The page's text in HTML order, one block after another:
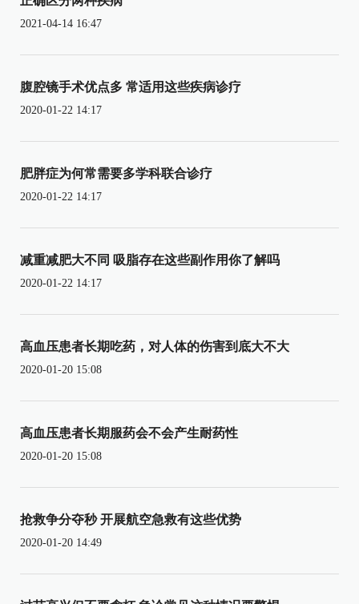
2021-04-14 16:47
腹腔镜手术优点多 常适用这些疾病诊疗
2020-01-22 14:17
肥胖症为何常需要多学科联合诊疗
2020-01-22 14:17
减重减肥大不同 吸脂存在这些副作用你了解吗
2020-01-22 14:17
高血压患者长期吃药，对人体的伤害到底大不大
2020-01-20 15:08
高血压患者长期服药会不会产生耐药性
2020-01-20 15:08
抢救争分夺秒 开展航空急救有这些优势
2020-01-20 14:49